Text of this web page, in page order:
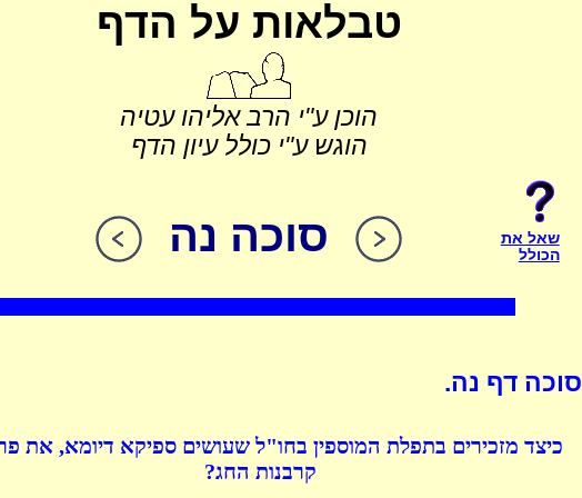
טבלאות על הדף
הוכן ע"י הרב אליהו עטיה
הוגש ע"י כולל עיון הדף
סוכה נה
שאל את
הכולל
סוכה דף נה.
כיצד מזכירים בתפלת המוספין בחו"ל שעושים ספיקא דיומא, את
קרבנות החג?